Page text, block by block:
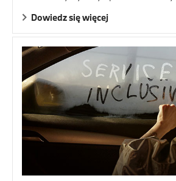
Dowiedz się więcej